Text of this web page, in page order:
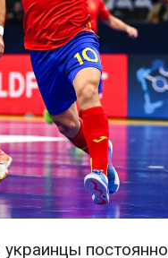
постоянно